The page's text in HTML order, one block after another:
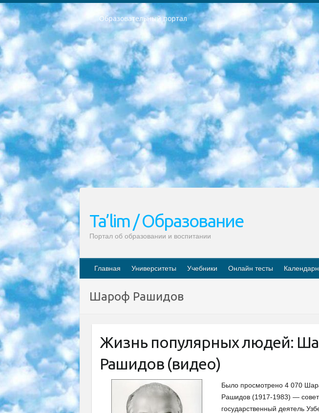
Образовательный портал
РЕСПУБЛИКА УЗБЕКИСТАН МИНИСТРЕРСТВО ДОШКОЛЬНОГО И ШКОЛЬНОГО ОБРАЗОВАНИЯ КОМАНДА в общеобразовательных учреждениях в 2023-2024 учебном году организация и проведение итоговой государственной аттестации обучающихся о Министра дошкольного и школьного образования Республики Узбекистан от 4 марта 2008 года (постановлением Минюста от 20 марта 2008 года № 1778 государственной регистрации) «Итоговое состояние учащихся общего среднего образования на основании положения об утверждении положения об аттестации общего среднего образования выпускной экзамен студентов в образовательных учреждениях в 2023-2024 учебном году В целях организации и прохождения аттестации приказываю: 1. Следующее: перечень предметов, по которым будет проводиться итоговая государственная аттестация и экзамен формы перевода согласно приложению 1; сертификаты международного образца, оценивающие уровень владения иностранными языками перечень согласно приложению 2; 2. Педагогический при специализированных образовательных учреждениях. научно-практический центр квалификации и международной оценки (Д.Давидова) 2024 г. До 25 марта: задания по предметам, по которым будет проводиться итоговая аттестация разработка и утверждение технических условий; итоговая аттестация на основании разработанного предметного задания разработка вопросов по предметам (устно и письменно), экзамен передача; общеобразовательные средние школы и специальные учебные заведения учащиеся выпускных классов школ и интернатов в агентской системе подготовка базы данных экзаменационных материалов и критериев оценки; перевод базы экзаменационных материалов на все языки обучения подать в Республиканский образовательный центр для изготовления; варианты экзаменов на основе разработанных контрольных материалов пусть будут поставлены задачи формирования. 3. Республиканский образовательный центр (Ш.Худайкулов) до 5 апреля 2024 года. до: база данных предоставленных экзаменационных материалов на все языки обучения перевод и экспертиза; для слепых, слабовидящих, глухих, слабослышащих и умственно отсталых детей учащиеся выпускных классов специализированных школ и школ-интернатов база данных экзаменационных материалов на всех преподаваемых языках подготовка критериев оценки; специализированные школы для умственно отсталых детей и технологии для учащихся выпускных классов школ-интернатов разработка соответствующих рекомендаций и критериев проведения ЕГЭ по естествознанию давать задания. 4. Педагогический при специализированных образовательных учреждениях. Научно-практический центр навыков и международной оценки (Д.Давидова), Республика образовательный центр (Худайкулов Ш.) итоговый государственный аттестационный экзамен ориентирован на творческое и логическое мышление при подготовке базы материалов учитывать введение заданий. 5. Следует отметить, что: сертификат государственного образца о знании общеобразовательного предмета и как минимум национальный уровень B1 по предметам на иностранных языках, указанным в Приложении 2. или международно признанный сертификат эквивалентного уровня студенты, изучающие определенный предмет, освобождаются от экзамена; по соответствующим предметам запланирована итоговая государственная аттестация за день до дня, путем жеребьевки Рабочей группой (в письменной форме по предметам, проводимым в форме) из числа сформированных вариантов выбрано 2 варианта; 2 выбранных варианта экзамена анонсированы на официальном сайте министерства и все выпускники по всей стране на основе этих вариантов проводит итоговую государственную аттестацию. 6. Государственное образование учащихся средних общеобразовательных учреждений. знания в соответствии с квалификационными требованиями, которые необходимо приобрести на основании стандартов итоговый (выпускной) контроль для 9 и 11 классов в целях тестирования Экзамены (далее – экзамены) состоят из предметов, перечисленных в приложении 1. будет сделано. 7. Экзамены пройдут с 26 мая по 15 июня 2024 г. (кроме науки физического воспитания). 8. Физическая для учащихся 9 классов общесредних образовательных учреждений. Экзамены по предмету «Образование, квалификация медицина» 1-6 мая 2024 года. сотрудники перевести под присмотр (с отклонениями в физическом или умственном развитии) специализированная школа для детей, школы-интернаты и со сколиозом школы-интернаты санаторного типа для больных детей исключены). 9. Он был слепым, слабовидящим и имел нарушения опорно-двигательного аппарата. экзамены в специализированных школах и интернатах для детей должны проводиться исходя из требований, предъявляемых к общеобразовательным учреждениям (физкультура
Ta’lim / Образование
Портал об образовании и воспитании
Главная Университеты Учебники Онлайн тесты
Шароф Рашидов
Жизнь популярных людей:
Рашидов (видео)
Было просмотрено 4 070
Рашидов (1917-1983) —
государственный деятель